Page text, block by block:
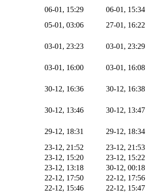
06-01, 15:29 06-01, 15:34
05-01, 03:06 27-01, 16:22
03-01, 23:23 03-01, 23:29
03-01, 16:00 03-01, 16:08
30-12, 16:36 30-12, 16:38
30-12, 13:46 30-12, 13:47
29-12, 18:31
29-12, 18:34
23-12, 21:52
23-12, 21:53
23-12, 15:20
23-12, 15:22
23-12, 13:18
30-12, 00:18
22-12, 17:50
22-12, 17:56
22-12, 15:46 22-12, 15:47